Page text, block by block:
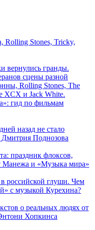
Stones, Tricky,
вернулись гранды.
сцены разной
Rolling Stones, The
XCX и Jack White.
гид по фильмам
назад не стало
Дмитрия Поднозова
праздник флоксов,
Манежа и «Музыка мира»
российской глуши. Чем
с музыкой Курехина?
о реальных людях от
Хопкинса